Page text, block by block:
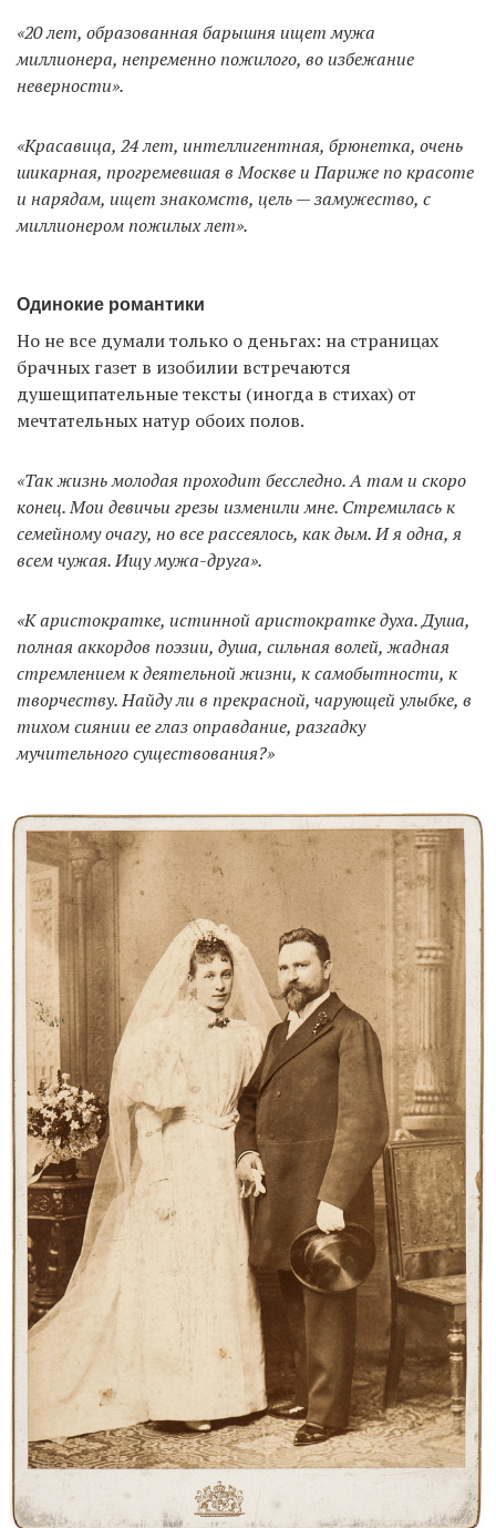
«20 лет, образованная барышня ищет мужа
миллионера, непременно пожилого, во избежание
неверности».
«Красавица, 24 лет, интеллигентная, брюнетка, очень
шикарная, прогремевшая в Москве и Париже по красоте
и нарядам, ищет знакомств, цель — замужество, с
миллионером пожилых лет».
Одинокие романтики
Но не все думали только о деньгах: на страницах
брачных газет в изобилии встречаются
душещипательные тексты (иногда в стихах) от
мечтательных натур обоих полов.
«Так жизнь молодая проходит бесследно. А там и скоро
конец. Мои девичьи грезы изменили мне. Стремилась к
семейному очагу, но все рассеялось, как дым. И я одна, я
всем чужая. Ищу мужа-друга».
«К аристократке, истинной аристократке духа. Душа,
полная аккордов поэзии, душа, сильная волей, жадная
стремлением к деятельной жизни, к самобытности, к
творчеству. Найду ли в прекрасной, чарующей улыбке, в
тихом сиянии ее глаз оправдание, разгадку
мучительного существования?»